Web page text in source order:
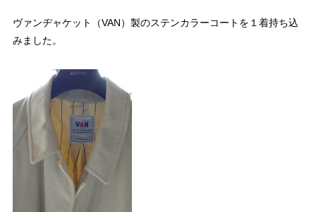
ヴァンヂャケット（VAN）製のステンカラーコートを１着持ち込
みました。